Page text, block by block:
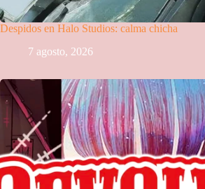
Despidos en Halo Studios: calma chicha
7 agosto, 2026